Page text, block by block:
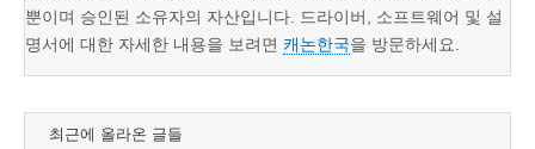
뿐이며 승인된 소유자의 자산입니다. 드라이버, 소프트웨어 및 설
명서에 대한 자세한 내용을 보려면 캐논한국을 방문하세요.
최근에 올라온 글들